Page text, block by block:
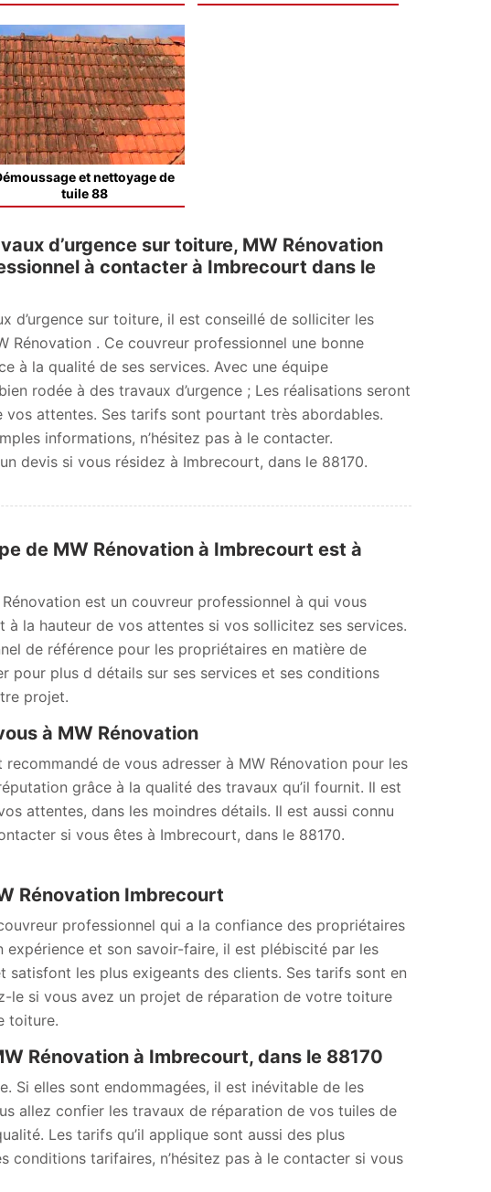
et nettoyage de
tuile 88
d’urgence sur toiture, MW Rénovation
à contacter à Imbrecourt dans le
d’urgence sur toiture, il est conseillé de solliciter les
Rénovation . Ce couvreur professionnel une bonne
à la qualité de ses services. Avec une équipe
rodée à des travaux d’urgence ; Les réalisations seront
vos attentes. Ses tarifs sont pourtant très abordables.
informations, n’hésitez pas à le contacter.
devis si vous résidez à Imbrecourt, dans le 88170.
de MW Rénovation à Imbrecourt est à
est un couvreur professionnel à qui vous
à la hauteur de vos attentes si vos sollicitez ses services.
de référence pour les propriétaires en matière de
plus d détails sur ses services et ses conditions
projet.
à MW Rénovation
de vous adresser à MW Rénovation pour les
grâce à la qualité des travaux qu’il fournit. Il est
attentes, dans les moindres détails. Il est aussi connu
si vous êtes à Imbrecourt, dans le 88170.
Rénovation Imbrecourt
professionnel qui a la confiance des propriétaires
et son savoir-faire, il est plébiscité par les
les plus exigeants des clients. Ses tarifs sont en
le si vous avez un projet de réparation de votre toiture
toiture.
Rénovation à Imbrecourt, dans le 88170
Si elles sont endommagées, il est inévitable de les
allez confier les travaux de réparation de vos tuiles de
Les tarifs qu’il applique sont aussi des plus
conditions tarifaires, n’hésitez pas à le contacter si vous